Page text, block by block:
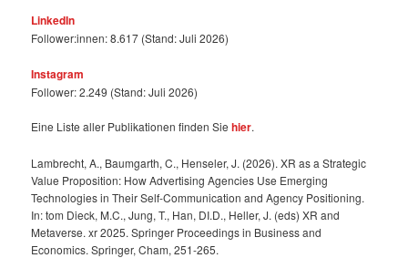
LinkedIn
Follower:innen: 8.617 (Stand: Juli 2026)
Instagram
Follower: 2.249 (Stand: Juli 2026)
Eine Liste aller Publikationen finden Siehier.
Lambrecht, A., Baumgarth, C., Henseler, J. (2026). XR as a Strategic
Value Proposition: How Advertising Agencies Use Emerging
Technologies in Their Self-Communication and Agency Positioning.
In: tom Dieck, M.C., Jung, T., Han, DI.D., Heller, J. (eds) XR and
Metaverse. xr 2025. Springer Proceedings in Business and
Economics. Springer, Cham, 251-265.